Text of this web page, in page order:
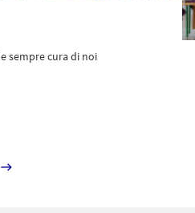
sempre cura di noi
east